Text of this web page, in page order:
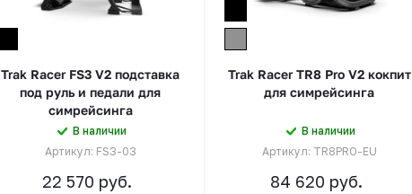
Trak Racer FS3 V2 подставка
под руль и педали для
симрейсинга
В наличии
Артикул: FS3-03
22 570 руб.
Trak Racer TR8 Pro V2 кокпит
для симрейсинга
В наличии
Артикул: TR8PRO-EU
84 620 руб.